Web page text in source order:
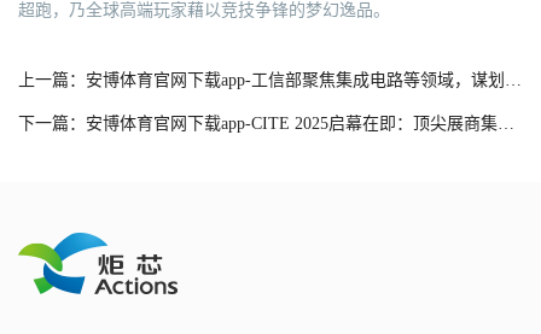
超跑，乃全球高端玩家藉以竞技争锋的梦幻逸品。
上一篇：安博体育官网下载app-工信部聚焦集成电路等领域，谋划“十五五”发展规划
下一篇：安博体育官网下载app-CITE 2025启幕在即：顶尖展商集结 见证巅峰时刻